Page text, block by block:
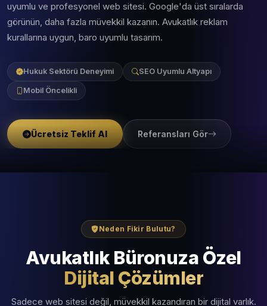
uyumlu ve profesyonel web sitesi. Google'da üst sıralarda
görünün, daha fazla müvekkil kazanın. Avukatlık reklam
kurallarına uygun, baro uyumlu tasarım.
Hukuk Sektörü Deneyimi SEO Uyumlu Altyapı
Mobil Öncelikli
Ücretsiz Teklif Al Referansları Gör
Neden Fikir Bulutu?
Avukatlık Büronuza Özel
Dijital Çözümler
Sadece web sitesi değil, müvekkil kazandıran bir dijital varlık.